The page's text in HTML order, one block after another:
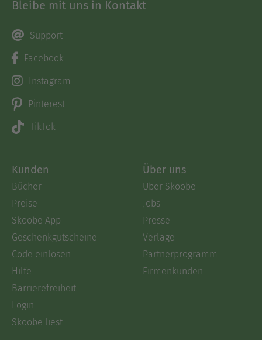
Bleibe mit uns in Kontakt
Support
Facebook
Instagram
Pinterest
TikTok
Kunden
Bücher
Preise
Skoobe App
Geschenkgutscheine
Code einlösen
Hilfe
Barrierefreiheit
Login
Skoobe liest
Über uns
Über Skoobe
Jobs
Presse
Verlage
Partnerprogramm
Firmenkunden